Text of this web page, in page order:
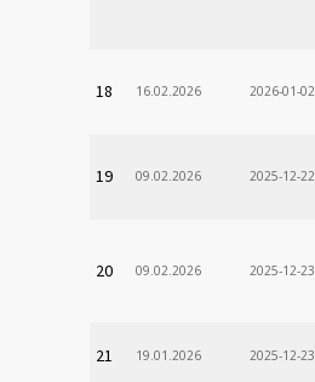
18 16.02.2026 2026-01-02
19 09.02.2026 2025-12-22
20 09.02.2026 2025-12-23
21 19.01.2026 2025-12-23